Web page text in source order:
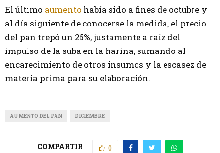
El último aumento había sido a fines de octubre y
al día siguiente de conocerse la medida, el precio
del pan trepó un 25%, justamente a raíz del
impulso de la suba en la harina, sumando al
encarecimiento de otros insumos y la escasez de
materia prima para su elaboración.
AUMENTO DEL PAN DICIEMBRE
COMPARTIR 0